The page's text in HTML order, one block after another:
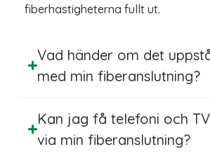
fiberhastigheterna fullt ut.
Vad händer om det
med min fiberanslutning?
Kan jag få telefoni och
via min fiberanslutning?